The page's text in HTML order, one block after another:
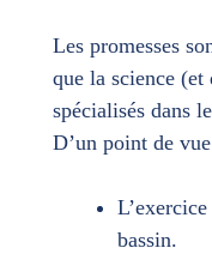
Les promesses
que la science (et
spécialisés dans
D’un point de
bassin.